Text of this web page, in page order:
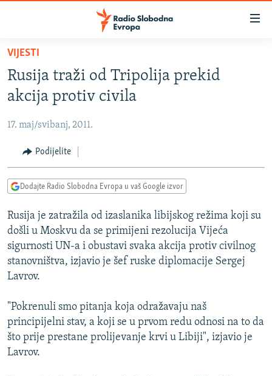
Pređite
glavni
sadržaj
na
navigaciju
Pređite
na
BOSNA I HERCEGOVINA
SRBIJA
KOSOVO
CRNA GORA
VIDEO
FOTOGALERIJE
INFOGRAFIKE
PODCASTI
RAT U UKRAJINI
KINA NA BALKANU
RSE PRIČE IZ SVIJETA
ISPRIČAJ MI
DNEVNO@RSE
SPECIJALI RSE
VIŠE OD NASLOVA
VIJESTI
Rusija traži od Tripolija prekid
akcija protiv civila
17. maj/svibanj, 2011.
Podijelite
Dodajte Radio Slobodna Evropa u vaš Google izvor
Rusija je zatražila od izaslanika libijskog režima koji su
došli u Moskvu da se primijeni rezolucija Vijeća
sigurnosti UN-a i obustavi svaka akcija protiv civilnog
stanovništva, izjavio je šef ruske diplomacije Sergej
Lavrov.
"Pokrenuli smo pitanja koja odražavaju naš
principijelni stav, a koji se u prvom redu odnosi na to da
što prije prestane prolijevanje krvi u Libiji", izjavio je
Lavrov.